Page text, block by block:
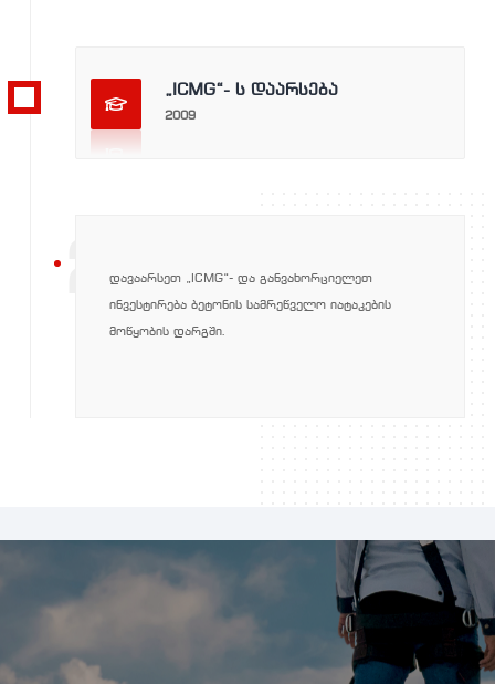
„ICMG“- ს დაარსება
2009
2009
დავაარსეთ „ICMG“- და განვახორციელეთ
ინვესტირება ბეტონის სამრეწველო იატაკების
მოწყობის დარგში.